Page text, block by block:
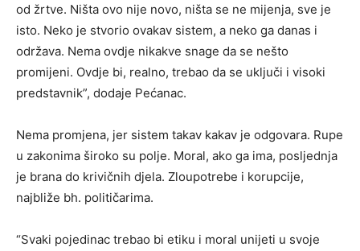
od žrtve. Ništa ovo nije novo, ništa se ne mijenja, sve je
isto. Neko je stvorio ovakav sistem, a neko ga danas i
održava. Nema ovdje nikakve snage da se nešto
promijeni. Ovdje bi, realno, trebao da se uključi i visoki
predstavnik”, dodaje Pećanac.
Nema promjena, jer sistem takav kakav je odgovara. Rupe
u zakonima široko su polje. Moral, ako ga ima, posljednja
je brana do krivičnih djela. Zloupotrebe i korupcije,
najbliže bh. političarima.
“Svaki pojedinac trebao bi etiku i moral unijeti u svoje